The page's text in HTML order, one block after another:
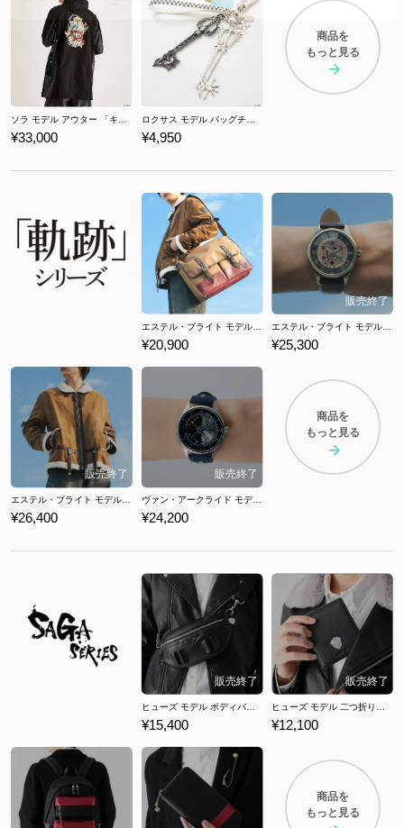
¥33,000
ロクサス モデル バッグチャーム 「キングダム ハーツ」シリーズ
¥4,950
商品を
もっと見る
エステル・ブライト モデル ショルダーバッグ 「軌跡」シリーズ 空の軌跡 the 1st
¥20,900 ¥25,300
エステル・ブライト モデル ジャケット 「軌跡」シリーズ 空の軌跡 the 1st
¥26,400
ヴァン・アークライド モデル 腕時計 「軌跡」シリーズ 英雄伝説 界の軌跡
¥24,200
商品を
もっと見る
ヒューズ モデル ボディバッグ サガ フロンティア リマスター
¥15,400 ¥12,100
商品を
もっと見る